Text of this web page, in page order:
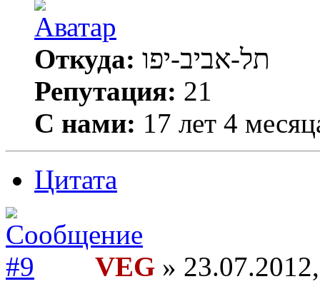
Откуда: תל-אביב-יפו
Репутация: 21
С нами: 17 лет 4
Цитата
VEG »